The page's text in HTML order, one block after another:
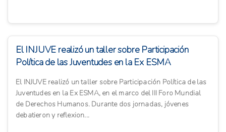
El INJUVE realizó un taller sobre Participación
Política de las Juventudes en la Ex ESMA
El INJUVE realizó un taller sobre Participación Política de las
Juventudes en la Ex ESMA, en el marco del III Foro Mundial
de Derechos Humanos. Durante dos jornadas, jóvenes
debatieron y reflexion...